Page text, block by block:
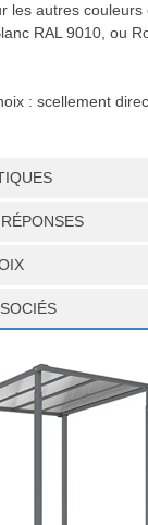
les autres couleurs
RAL 9010, ou
: scellement